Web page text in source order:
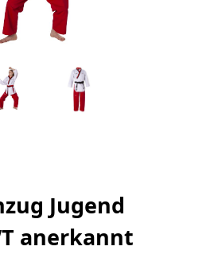
Jugend
anerkannt